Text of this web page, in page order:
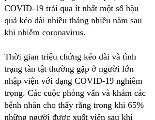
COVID-19 trải qua ít nhất một số hậu
quả kéo dài nhiều tháng nhiều năm sau
khi nhiễm coronavirus.
Thời gian triệu chứng kéo dài và tình
trạng tàn tật thường gặp ở người lớn
nhập viện với dạng COVID-19 nghiêm
trọng. Các cuộc phỏng vấn và khám các
bệnh nhân cho thấy rằng trong khi 65%
những người được xuất viện sau khi